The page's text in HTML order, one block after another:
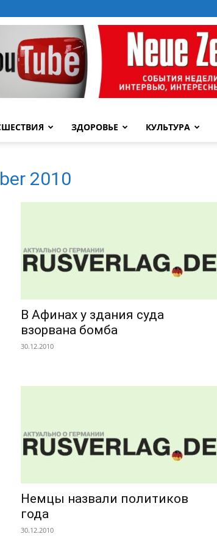
ЗДОРОВЬЕ КУЛЬТУРА
2010
В Афинах у здания суда
взорвана бомба
30.12.2010
Немцы назвали политиков
года
30.12.2010